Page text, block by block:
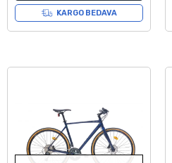
KARGO BEDAVA